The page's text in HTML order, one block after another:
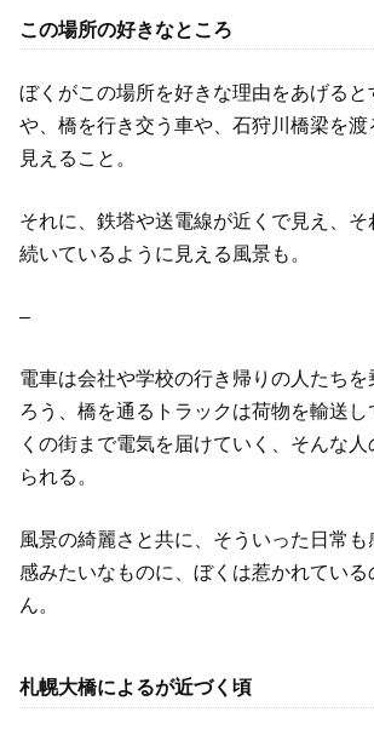
この場所の好きなところ
ぼくがこの場所を好きな理由をあげる
や、橋を行き交う車や、石狩川橋梁を
見えること。
それに、鉄塔や送電線が近くで見え、そ
続いているように見える風景も。
–
電車は会社や学校の行き帰りの人たち
ろう、橋を通るトラックは荷物を輸送
くの街まで電気を届けていく、そんな
られる。
風景の綺麗さと共に、そういった日常
感みたいなものに、ぼくは惹かれてい
ん。
札幌大橋によるが近づく頃